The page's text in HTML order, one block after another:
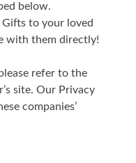
below.
Gifts to your loved
with them directly!
refer to the
site. Our Privacy
companies’